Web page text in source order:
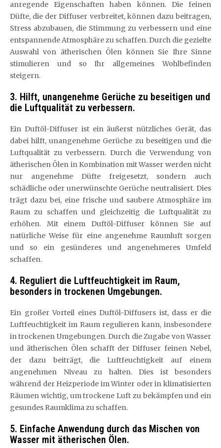
anregende Eigenschaften haben können. Die feinen
Düfte, die der Diffuser verbreitet, können dazu beitragen,
Stress abzubauen, die Stimmung zu verbessern und eine
entspannende Atmosphäre zu schaffen. Durch die gezielte
Auswahl von ätherischen Ölen können Sie Ihre Sinne
stimulieren und so Ihr allgemeines Wohlbefinden
steigern.
3. Hilft, unangenehme Gerüche zu beseitigen und
die Luftqualität zu verbessern.
Ein Duftöl-Diffuser ist ein äußerst nützliches Gerät, das
dabei hilft, unangenehme Gerüche zu beseitigen und die
Luftqualität zu verbessern. Durch die Verwendung von
ätherischen Ölen in Kombination mit Wasser werden nicht
nur angenehme Düfte freigesetzt, sondern auch
schädliche oder unerwünschte Gerüche neutralisiert. Dies
trägt dazu bei, eine frische und saubere Atmosphäre im
Raum zu schaffen und gleichzeitig die Luftqualität zu
erhöhen. Mit einem Duftöl-Diffuser können Sie auf
natürliche Weise für eine angenehme Raumluft sorgen
und so ein gesünderes und angenehmeres Umfeld
schaffen.
4. Reguliert die Luftfeuchtigkeit im Raum,
besonders in trockenen Umgebungen.
Ein großer Vorteil eines Duftöl-Diffusers ist, dass er die
Luftfeuchtigkeit im Raum regulieren kann, insbesondere
in trockenen Umgebungen. Durch die Zugabe von Wasser
und ätherischen Ölen schafft der Diffuser feinen Nebel,
der dazu beiträgt, die Luftfeuchtigkeit auf einem
angenehmen Niveau zu halten. Dies ist besonders
während der Heizperiode im Winter oder in klimatisierten
Räumen wichtig, um trockene Luft zu bekämpfen und ein
gesundes Raumklima zu schaffen.
5. Einfache Anwendung durch das Mischen von
Wasser mit ätherischen Ölen.